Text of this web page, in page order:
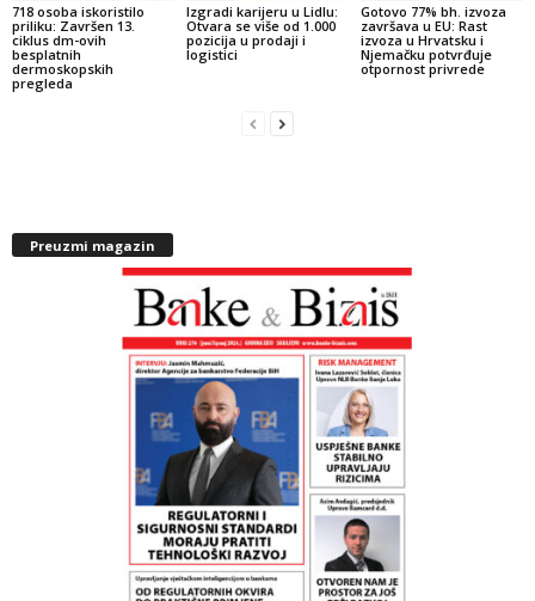
718 osoba iskoristilo
priliku: Završen 13.
ciklus dm-ovih
besplatnih
dermoskopskih
pregleda
Izgradi karijeru u Lidlu:
Otvara se više od 1.000
pozicija u prodaji i
logistici
Gotovo 77% bh. izvoza
završava u EU: Rast
izvoza u Hrvatsku i
Njemačku potvrđuje
otpornost privrede
Preuzmi magazin